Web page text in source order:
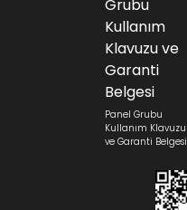
Panel Grubu
Kullanım Klavuzu
ve Garanti Belgesi